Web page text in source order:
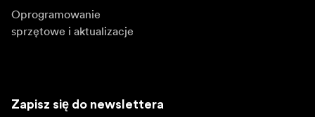
Oprogramowanie
sprzętowe i aktualizacje
Zapisz się do newslettera